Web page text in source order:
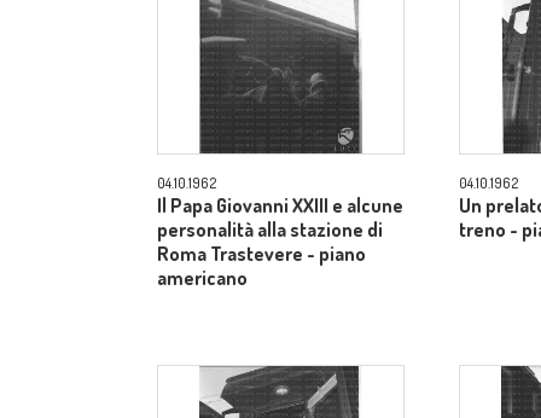
04.10.1962
Il Papa Giovanni XXIII e alcune
personalità alla stazione di
Roma Trastevere - piano
americano
04.10.1962
Un
treno -